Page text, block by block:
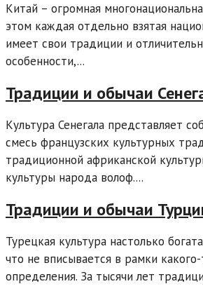
Китай – огромная
этом каждая отдельно взятая
имеет свои традиции и
особенности,...
Традиции и обычаи
Культура Сенегала представляет
смесь французских культурных
традиционной африканской
культуры народа волоф....
Традиции и обычаи
Турецкая культура настолько
что не вписывается в рамки
определения. За тысячи лет